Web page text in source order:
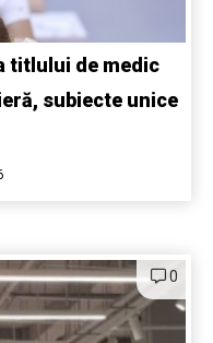
titlului de medic
subiecte unice
0